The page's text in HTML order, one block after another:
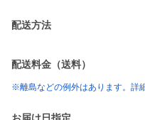
配送方法
配送料金（送料）
※離島などの例外はあります。詳